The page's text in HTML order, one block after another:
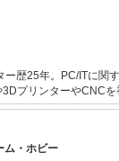
子どもへのプログラミン
務めている。
ム・ホビー